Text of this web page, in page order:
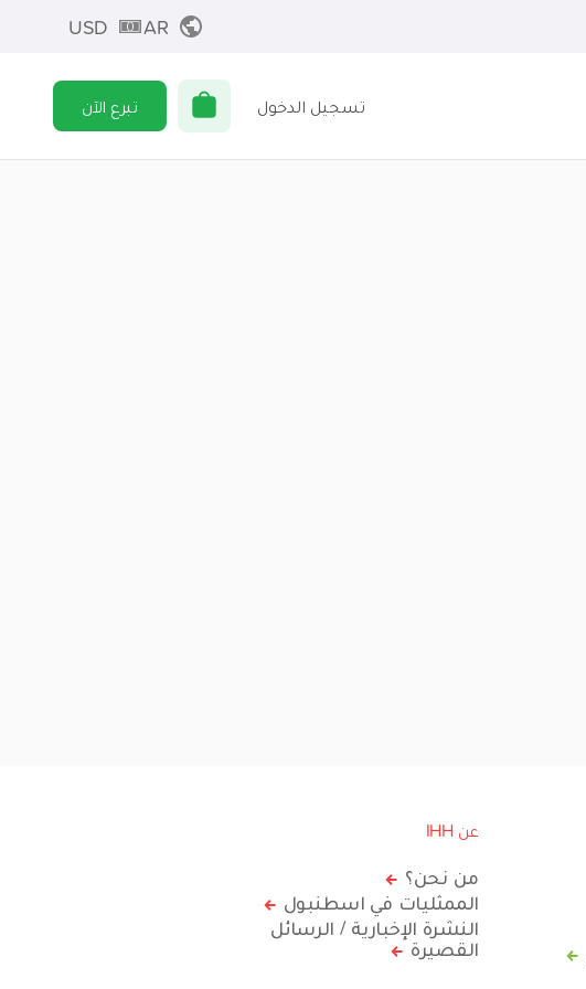
AR
USD
تسجيل الدخول تبرع الآن
عن IHH
من نحن؟
الممثليات في اسطنبول
النشرة الإخبارية / الرسائل
القصيرة